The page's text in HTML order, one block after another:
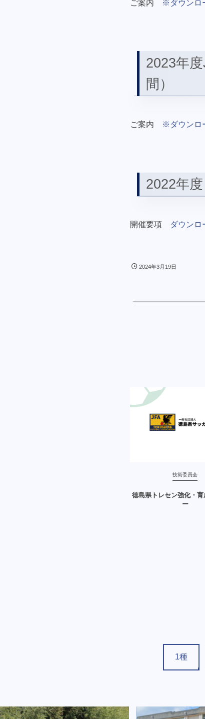
ご案内
※ダウンロ
2023年
間）
ご案内 ※ダウンロ
2022年
開催要項 ダウンロ
2024年3月19日
技術委員会
徳島県トレセン強化・
ー
1種